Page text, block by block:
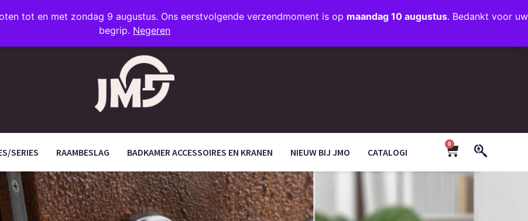
tot en met zondag 9 augustus. Ons eerstvolgende verzendmoment is op maandag 10 augustus. Bedankt voor uw
begrip. Negeren
INFO@JMODESIGN.NL
+31 (0)35 203 1663
SERIES RAAMBESLAG BADKAMER ACCESSOIRES EN KRANEN NIEUW BIJ JMO CATALOGI
0